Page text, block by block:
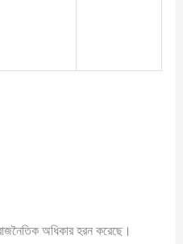
অধিকার হরন করেছে।